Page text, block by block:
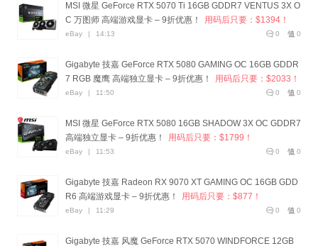
MSI 微星 GeForce RTX 5070 Ti 16GB GDDR7 VENTUS 3X O
C 万图师 高端游戏显卡 – 9折优惠！
用码后只要：$1394！
0
0
eBay | 14:13
Gigabyte 技嘉 GeForce RTX 5080 GAMING OC 16GB GDDR
7 RGB 魔鹰 高端独立显卡 – 9折优惠！
用码后只要：$2033！
0
0
eBay | 11:50
MSI 微星 GeForce RTX 5080 16GB SHADOW 3X OC GDDR7
高端独立显卡 – 9折优惠！
用码后只要：$1799！
0
0
eBay | 11:53
Gigabyte 技嘉 Radeon RX 9070 XT GAMING OC 16GB GDD
R6 高端游戏显卡 – 9折优惠！
用码后只要：$877！
0
0
eBay | 11:29
Gigabyte 技嘉 风魔 GeForce RTX 5070 WINDFORCE 12GB